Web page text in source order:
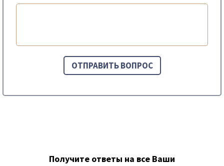
Получите ответы на все Ваши